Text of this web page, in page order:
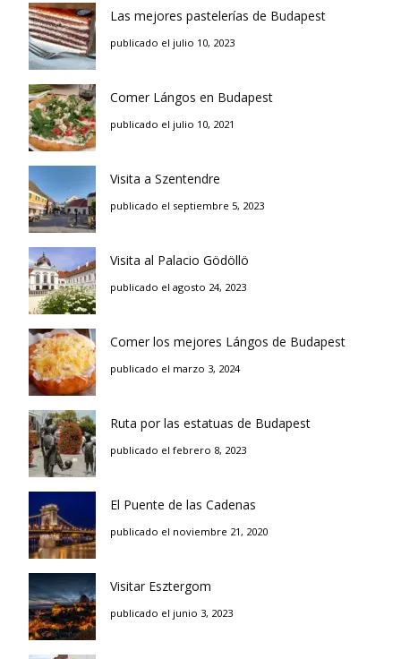
Las mejores pastelerías de Budapest
publicado el julio 10, 2023
Comer Lángos en Budapest
publicado el julio 10, 2021
Visita a Szentendre
publicado el septiembre 5, 2023
Visita al Palacio Gödöllö
publicado el agosto 24, 2023
Comer los mejores Lángos de Budapest
publicado el marzo 3, 2024
Ruta por las estatuas de Budapest
publicado el febrero 8, 2023
El Puente de las Cadenas
publicado el noviembre 21, 2020
Visitar Esztergom
publicado el junio 3, 2023